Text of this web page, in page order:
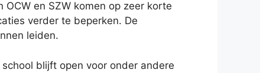
en SZW komen op zeer korte
verder te beperken. De
leiden.
blijft open voor onder andere